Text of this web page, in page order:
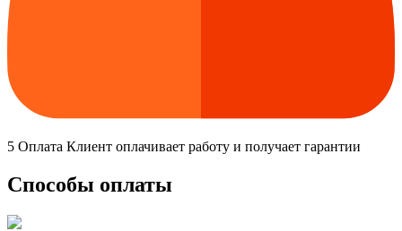
5 Оплата Клиент оплачивает работу и получает гарантии
Способы оплаты